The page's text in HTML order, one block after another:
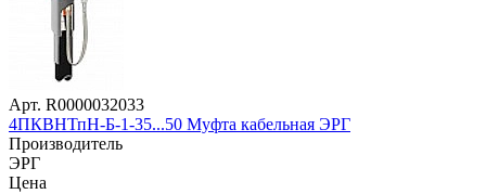
Арт. R0000032033
4ПКВНТпН-Б-1-35...50 Муфта кабельная ЭРГ
Производитель
ЭРГ
Цена